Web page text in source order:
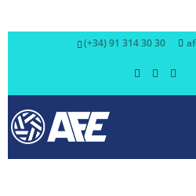
(+34) 91 314 30 30